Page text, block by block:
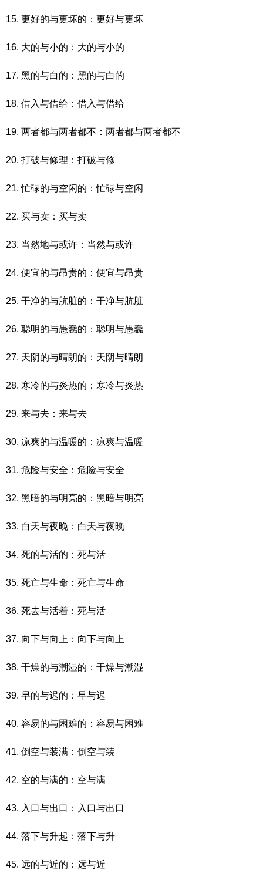
15. 更好的与更坏的：更好与更坏
16. 大的与小的：大的与小的
17. 黑的与白的：黑的与白的
18. 借入与借给：借入与借给
19. 两者都与两者都不：两者都与两者都不
20. 打破与修理：打破与修
21. 忙碌的与空闲的：忙碌与空闲
22. 买与卖：买与卖
23. 当然地与或许：当然与或许
24. 便宜的与昂贵的：便宜与昂贵
25. 干净的与肮脏的：干净与肮脏
26. 聪明的与愚蠢的：聪明与愚蠢
27. 天阴的与晴朗的：天阴与晴朗
28. 寒冷的与炎热的：寒冷与炎热
29. 来与去：来与去
30. 凉爽的与温暖的：凉爽与温暖
31. 危险与安全：危险与安全
32. 黑暗的与明亮的：黑暗与明亮
33. 白天与夜晚：白天与夜晚
34. 死的与活的：死与活
35. 死亡与生命：死亡与生命
36. 死去与活着：死与活
37. 向下与向上：向下与向上
38. 干燥的与潮湿的：干燥与潮湿
39. 早的与迟的：早与迟
40. 容易的与困难的：容易与困难
41. 倒空与装满：倒空与装
42. 空的与满的：空与满
43. 入口与出口：入口与出口
44. 落下与升起：落下与升
45. 远的与近的：远与近